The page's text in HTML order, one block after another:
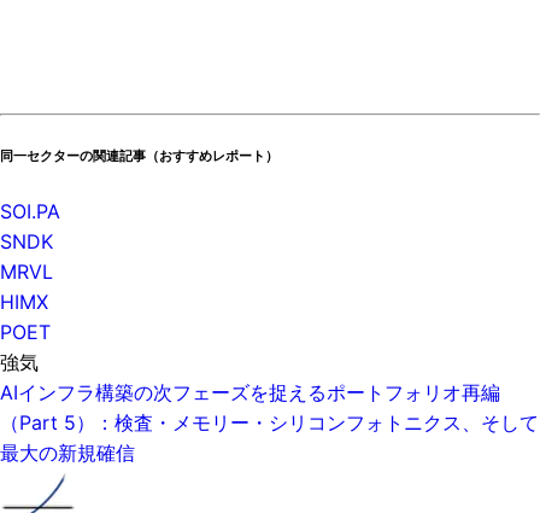
同一セクターの関連記事（おすすめレポート）
SOI.PA
SNDK
MRVL
HIMX
POET
強気
AIインフラ構築の次フェーズを捉えるポートフォリオ再編
（Part 5）：検査・メモリー・シリコンフォトニクス、そして
最大の新規確信